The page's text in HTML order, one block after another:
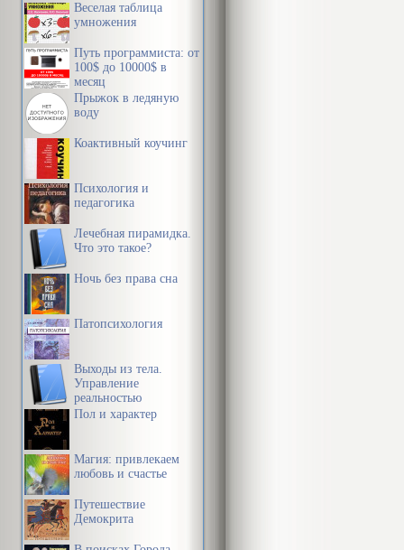
Веселая таблица
умножения
Путь программиста: от
100$ до 10000$ в
месяц
Прыжок в ледяную
воду
Коактивный коучинг
Психология и
педагогика
Лечебная пирамидка.
Что это такое?
Ночь без права сна
Патопсихология
Выходы из тела.
Управление
реальностью
Пол и характер
Магия: привлекаем
любовь и счастье
Путешествие
Демокрита